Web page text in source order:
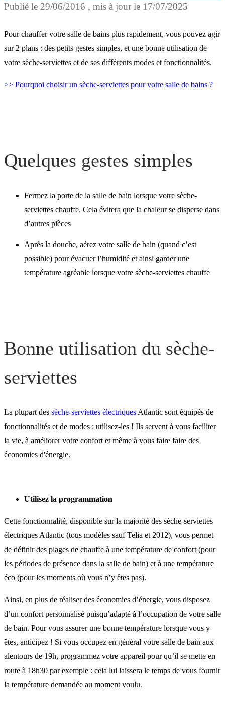
Quelques gestes simples
Bonne utilisation du
serviettes
Publié le 29/06/2016 , mis à jour le 17/07/2025
Pour chauffer votre salle de bains plus rapidement, vous pouvez agir
sur 2 plans : des petits gestes simples, et une bonne utilisation de
votre sèche-serviettes et de ses différents modes et fonctionnalités.
>> Pourquoi choisir un sèche-serviettes pour votre salle de bains ?
Quelques gestes simples
Fermez la porte de la salle de bain lorsque votre sèche-
serviettes chauffe. Cela évitera que la chaleur se disperse dans
d’autres pièces
Après la douche, aérez votre salle de bain (quand c’est
possible) pour évacuer l’humidité et ainsi garder une
température agréable lorsque votre sèche-serviettes chauffe
Bonne utilisation du sèche-
serviettes
La plupart des sèche-serviettes électriques Atlantic sont équipés de
fonctionnalités et de modes : utilisez-les ! Ils servent à vous faciliter
la vie, à améliorer votre confort et même à vous faire faire des
économies d'énergie.
Utilisez la programmation
Cette fonctionnalité, disponible sur la majorité des sèche-serviettes
électriques Atlantic (tous modèles sauf Telia et 2012), vous permet
de définir des plages de chauffe à une température de confort (pour
les périodes de présence dans la salle de bain) et à une température
éco (pour les moments où vous n’y êtes pas).
Ainsi, en plus de réaliser des économies d’énergie, vous disposez
d’un confort personnalisé puisqu’adapté à l’occupation de votre salle
de bain. Pour vous assurer une bonne température lorsque vous y
êtes, anticipez ! Si vous occupez en général votre salle de bain aux
alentours de 19h, programmez votre appareil pour qu’il se mette en
route à 18h30 par exemple : cela lui laissera le temps de vous fournir
la température demandée au moment voulu.